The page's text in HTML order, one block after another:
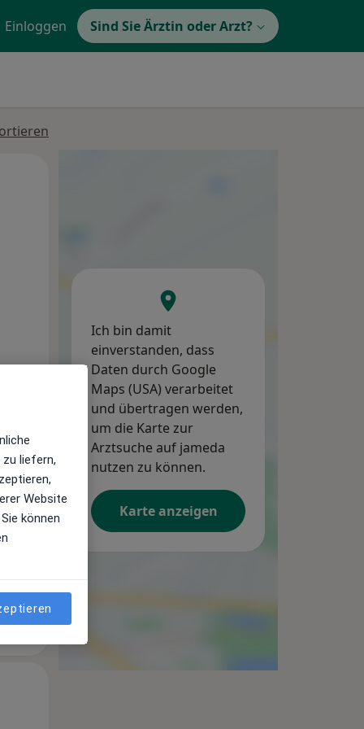
Einloggen Sind Sie Ärztin oder Arzt?
Do,
13 Aug
Fr, Sa,
Ich bin damit
einverstanden, dass
Daten durch Google
Maps (USA) verarbeitet
und übertragen werden,
um die Karte zur
Arztsuche auf jameda
nutzen zu können.
Karte anzeigen
liefern,
Website
können